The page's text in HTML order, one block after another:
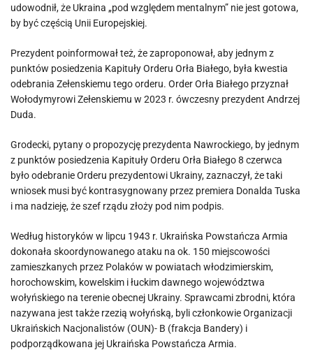
udowodnił, że Ukraina „pod względem mentalnym” nie jest gotowa,
by być częścią Unii Europejskiej.
Prezydent poinformował też, że zaproponował, aby jednym z
punktów posiedzenia Kapituły Orderu Orła Białego, była kwestia
odebrania Zełenskiemu tego orderu. Order Orła Białego przyznał
Wołodymyrowi Zełenskiemu w 2023 r. ówczesny prezydent Andrzej
Duda.
Grodecki, pytany o propozycję prezydenta Nawrockiego, by jednym
z punktów posiedzenia Kapituły Orderu Orła Białego 8 czerwca
było odebranie Orderu prezydentowi Ukrainy, zaznaczył, że taki
wniosek musi być kontrasygnowany przez premiera Donalda Tuska
i ma nadzieję, że szef rządu złoży pod nim podpis.
Według historyków w lipcu 1943 r. Ukraińska Powstańcza Armia
dokonała skoordynowanego ataku na ok. 150 miejscowości
zamieszkanych przez Polaków w powiatach włodzimierskim,
horochowskim, kowelskim i łuckim dawnego województwa
wołyńskiego na terenie obecnej Ukrainy. Sprawcami zbrodni, która
nazywana jest także rzezią wołyńską, byli członkowie Organizacji
Ukraińskich Nacjonalistów (OUN)- B (frakcja Bandery) i
podporządkowana jej Ukraińska Powstańcza Armia.